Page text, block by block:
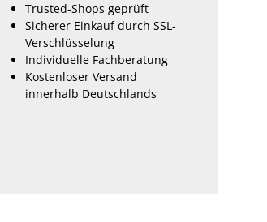
Trusted-Shops geprüft
Sicherer Einkauf durch SSL-
Verschlüsselung
Individuelle Fachberatung
Kostenloser Versand
innerhalb Deutschlands